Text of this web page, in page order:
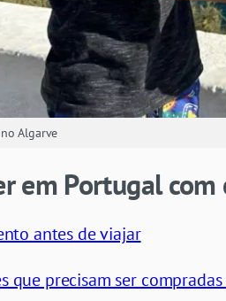
Algarve
em Portugal com
antes de viajar
que precisam ser